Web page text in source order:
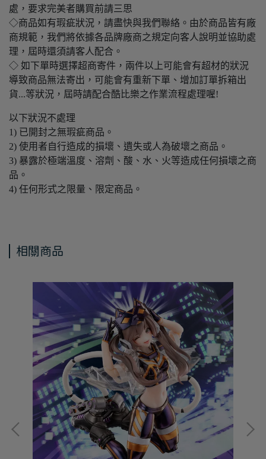
處，要求完美者購買前請三思
◇商品如有瑕疵狀況，請盡快與我們聯絡。由於商品皆有廠
商規範，我們將依據各品牌廠商之規定向客人說明並協助處
理，屆時還須請客人配合。
◇ 如下單時選擇超商寄件，兩件以上可能會有超材的狀況
導致商品無法寄出，可能會有重新下單、增加訂單拆箱出
貨...等狀況，屆時請配合酷比樂之作業流程處理喔!
以下狀況不處理
1) 已開封之無瑕疵商品。
2) 使用者自行造成的損壞、遺失或人為破壞之商品。
3) 暴露於極端溫度、溶劑、酸、水、火等造成任何損壞之商
品。
4) 任何形式之限量、限定商品。
相關商品